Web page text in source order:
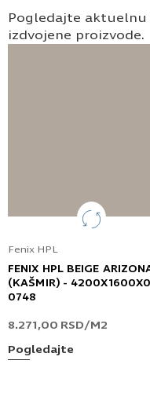
Pogledajte
izdvojene proizvode.
Fenix HPL
FENIX HPL BEIGE
(KAŠMIR) -
0748
8.271,00 RSD/M2
Pogledajte